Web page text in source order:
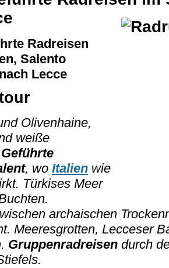
Radreisen
Salento
Lecce
Olivenhaine,
weiße
Geführte
, wo Italien wie
Türkises Meer
archaischen
Meeresgrotten, Lecceser
Gruppenradreisen durch